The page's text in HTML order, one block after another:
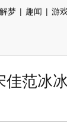
解梦 | 趣闻 | 游
范冰